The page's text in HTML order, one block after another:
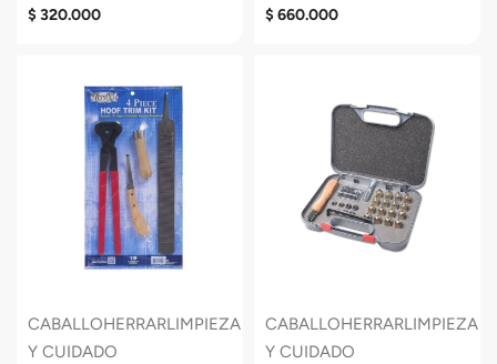
$320.000 $660.000
CABALLOHERRARLIMPIEZA
Y CUIDADO
CABALLOHERRARLIMPIEZA
Y CUIDADO